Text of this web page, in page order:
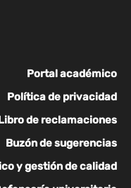
Portal académico
Política de privacidad
de reclamaciones
Buzón de sugerencias
y gestión de calidad